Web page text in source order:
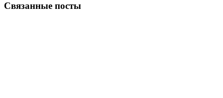
Связанные посты